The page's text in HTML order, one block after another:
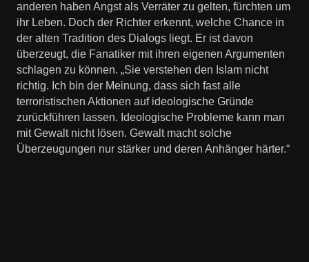
anderen haben Angst als Verräter zu gelten, fürchten um
ihr Leben. Doch der Richter erkennt, welche Chance in
der alten Tradition des Dialogs liegt. Er ist davon
überzeugt, die Fanatiker mit ihren eigenen Argumenten
schlagen zu können. „Sie verstehen den Islam nicht
richtig. Ich bin der Meinung, dass sich fast alle
terroristischen Aktionen auf ideologische Gründe
zurückführen lassen. Ideologische Probleme kann man
mit Gewalt nicht lösen. Gewalt macht solche
Überzeugungen nur stärker und deren Anhänger härter.“